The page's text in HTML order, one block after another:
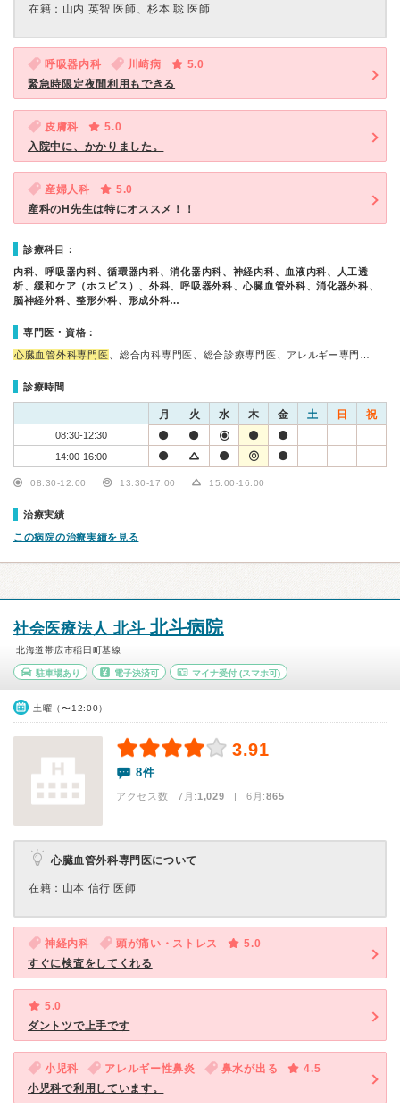
在籍：山内 英智 医師、杉本 聡 医師
呼吸器内科 川崎病
5.0
緊急時限定夜間利用もできる
皮膚科
5.0
入院中に、かかりました。
産婦人科
5.0
産科のH先生は特にオススメ！！
診療科目：
内科、呼吸器内科、循環器内科、消化器内科、神経内科、血液内科、人工透
析、緩和ケア（ホスピス）、外科、呼吸器外科、心臓血管外科、消化器外科、
脳神経外科、整形外科、形成外科…
専門医・資格：
心臓血管外科専門医 、総合内科専門医、総合診療専門医、アレルギー専門…
診療時間
月 火 水 木 金 土 日 祝
08:30-12:30
14:00-16:00
08:30-12:00 13:30-17:00 15:00-16:00
治療実績
この病院の治療実績を見る
社会医療法人 北斗 北斗病院
北海道帯広市稲田町基線
駐車場あり 電子決済可 マイナ受付 (スマホ可)
土曜（〜12:00）
3.91
8件
アクセス数 7月:1,029 | 6月:865
心臓血管外科専門医について
在籍：山本 信行 医師
神経内科 頭が痛い・ストレス
5.0
すぐに検査をしてくれる
5.0
ダントツで上手です
小児科 アレルギー性鼻炎 鼻水が出る
4.5
小児科で利用しています。